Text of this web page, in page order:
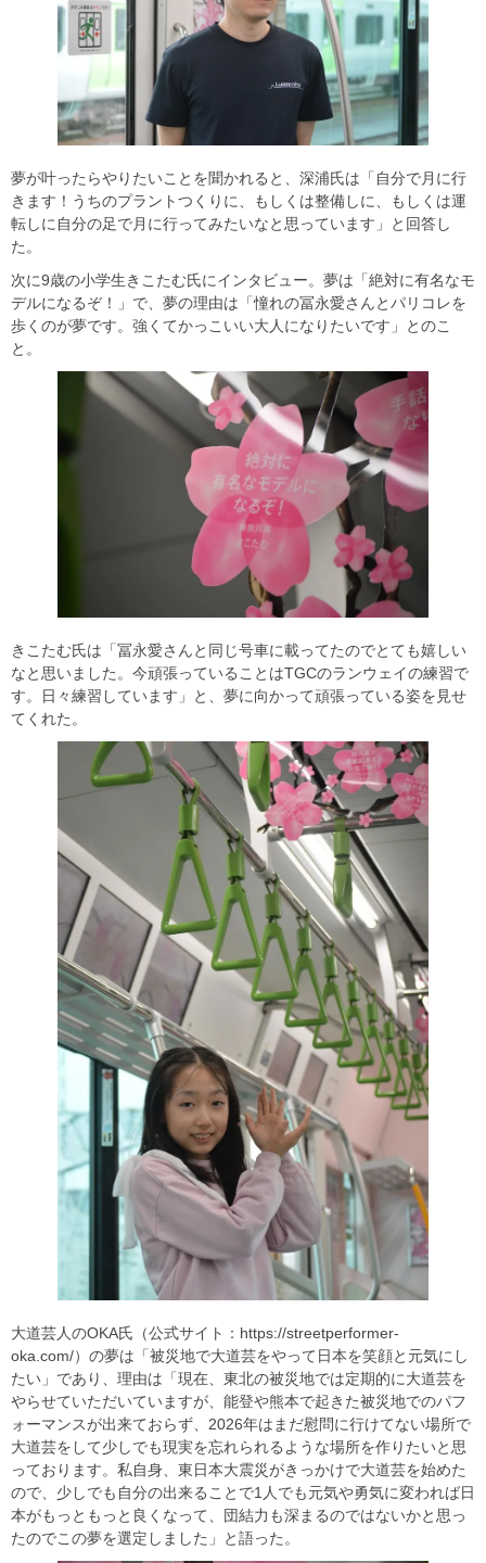
夢が叶ったらやりたいことを聞かれると、深浦氏は「自分で月に行
きます！うちのプラントつくりに、もしくは整備しに、もしくは運
転しに自分の足で月に行ってみたいなと思っています」と回答し
た。
次に9歳の小学生きこたむ氏にインタビュー。夢は「絶対に有名なモ
デルになるぞ！」で、夢の理由は「憧れの冨永愛さんとパリコレを
歩くのが夢です。強くてかっこいい大人になりたいです」とのこ
と。
きこたむ氏は「冨永愛さんと同じ号車に載ってたのでとても嬉しい
なと思いました。今頑張っていることはTGCのランウェイの練習で
す。日々練習しています」と、夢に向かって頑張っている姿を見せ
てくれた。
大道芸人のOKA氏（公式サイト：https://streetperformer-
oka.com/）の夢は「被災地で大道芸をやって日本を笑顔と元気にし
たい」であり、理由は「現在、東北の被災地では定期的に大道芸を
やらせていただいていますが、能登や熊本で起きた被災地でのパフ
ォーマンスが出来ておらず、2026年はまだ慰問に行けてない場所で
大道芸をして少しでも現実を忘れられるような場所を作りたいと思
っております。私自身、東日本大震災がきっかけで大道芸を始めた
ので、少しでも自分の出来ることで1人でも元気や勇気に変われば日
本がもっともっと良くなって、団結力も深まるのではないかと思っ
たのでこの夢を選定しました」と語った。